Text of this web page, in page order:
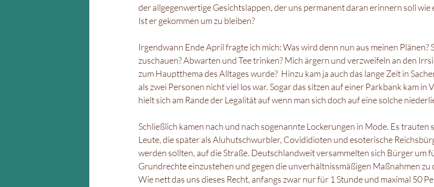
der allgegenwertige Gesichtslappen, der uns permanent daran erinnern soll wie
Ist er gekommen um zu bleiben?
Irgendwann Ende April fragte ich mich: Was wird denn nun aus meinen Plänen?
zuschauen? Abwarten und Tee trinken? Mich ärgern und verzweifeln an den
zum Hauptthema des Alltages wurde?  Hinzu kam ja auch das lange Zeit in
als zwei Personen nicht viel los war. Sogar das sitzen auf einer Parkbank kam in
hielt sich am Rande der Legalität auf wenn man sich doch auf eine solche
Schließlich kamen nach und nach sogenannte Lockerungen in Mode. Es trauten
Leute, die später als Aluhutschwurbler, Covididioten und esoterische
werden sollten, auf die Straße. Deutschlandweit versammelten sich Bürger um
Grundrechte einzustehen und gegen die unverhältnissmäßigen Maßnahmen
Wie nett das uns dieses Recht, anfangs zwar nur für 1 Stunde und maximal 50